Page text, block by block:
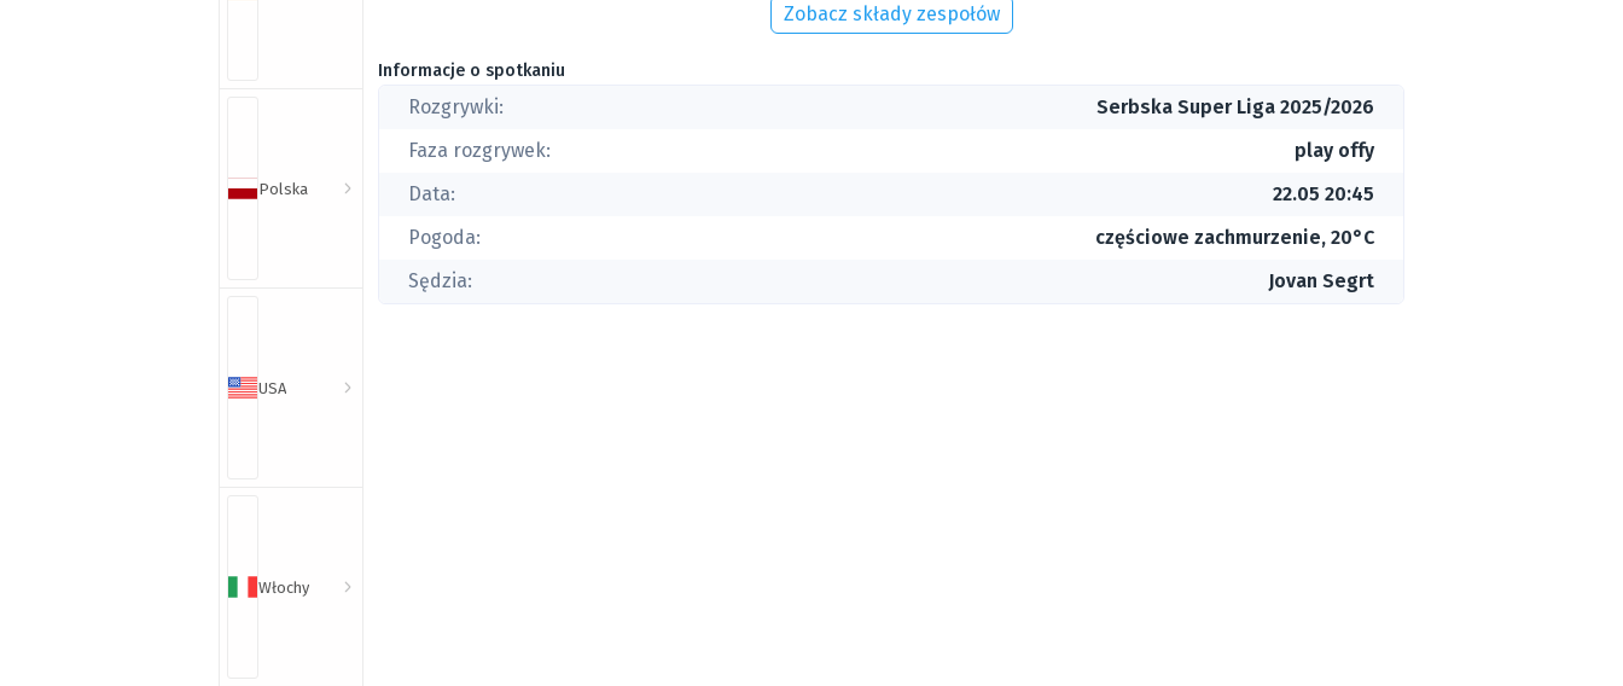
Polska
USA
Włochy
Zobacz składy zespołów
Informacje o spotkaniu
Rozgrywki:
Serbska Super Liga 2025/2026
Faza rozgrywek:
play offy
Data:
22.05 20:45
Pogoda:
częściowe zachmurzenie, 20°C
Sędzia:
Jovan Segrt